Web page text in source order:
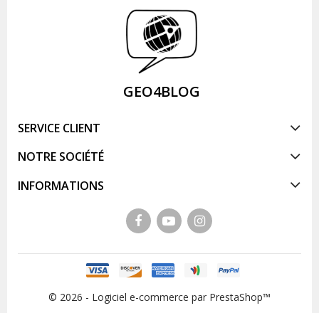
GEO4BLOG
SERVICE CLIENT
NOTRE SOCIÉTÉ
INFORMATIONS
© 2026 - Logiciel e-commerce par PrestaShop™